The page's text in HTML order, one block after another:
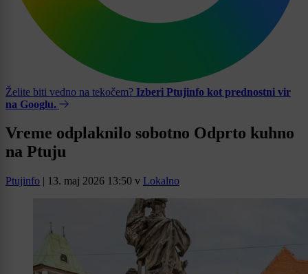
Želite biti vedno na tekočem? Izberi Ptujinfo kot prednostni vir
na Googlu.
Vreme odplaknilo sobotno Odprto kuhno
na Ptuju
Ptujinfo | 13. maj 2026 13:50 v Lokalno